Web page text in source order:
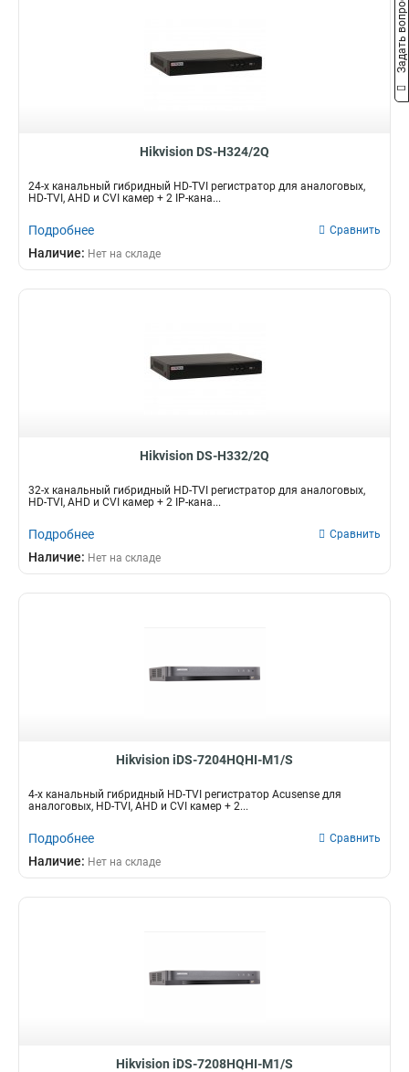
Hikvision DS-H324/2Q
24-х канальный гибридный HD-TVI регистратор для аналоговых,
HD-TVI, AHD и CVI камер + 2 IP-кана...
Подробнее Сравнить
Наличие: Нет на складе
Hikvision DS-H332/2Q
32-х канальный гибридный HD-TVI регистратор для аналоговых,
HD-TVI, AHD и CVI камер + 2 IP-кана...
Подробнее Сравнить
Наличие: Нет на складе
Hikvision iDS-7204HQHI-M1/S
4-х канальный гибридный HD-TVI регистратор Acusense для
аналоговых, HD-TVI, AHD и CVI камер + 2...
Подробнее Сравнить
Наличие: Нет на складе
Hikvision iDS-7208HQHI-M1/S
Задать вопрос